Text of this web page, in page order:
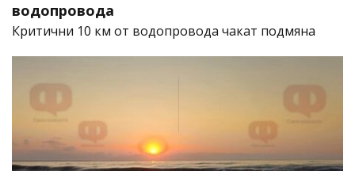
водопровода
Критични 10 км от водопровода чакат подмяна